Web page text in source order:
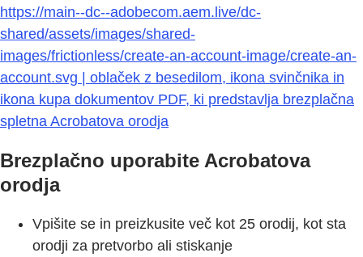
https://main--dc--adobecom.aem.live/dc-
shared/assets/images/shared-
images/frictionless/create-an-account-image/create-an-
account.svg | oblaček z besedilom, ikona svinčnika in
ikona kupa dokumentov PDF, ki predstavlja brezplačna
spletna Acrobatova orodja
Brezplačno uporabite Acrobatova
orodja
Vpišite se in preizkusite več kot 25 orodij, kot sta
orodji za pretvorbo ali stiskanje